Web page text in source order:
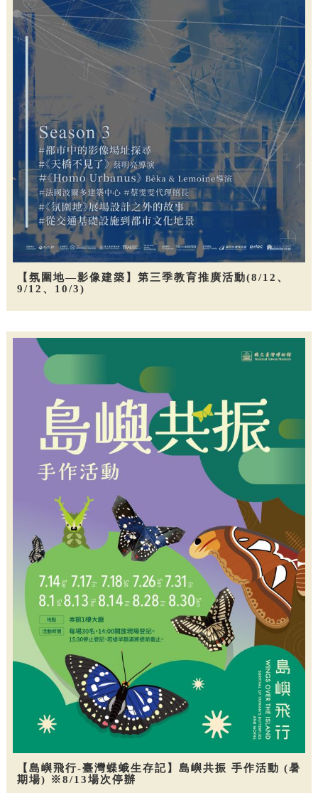
【氛圍地—影像建築】第三季教育推廣活動(8/12、
9/12、10/3)
【島嶼飛行-臺灣蝶蛾生存記】島嶼共振 手作活動 (暑
期場) ※8/13場次停辦